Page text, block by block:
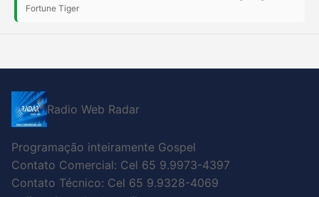
Fortune Tiger
Radio Web Radar
Programação inteiramente Gospel
Contato Comercial: Cel 65 9.9973-4397
Contato Técnico: Cel 65 9.9328-4069